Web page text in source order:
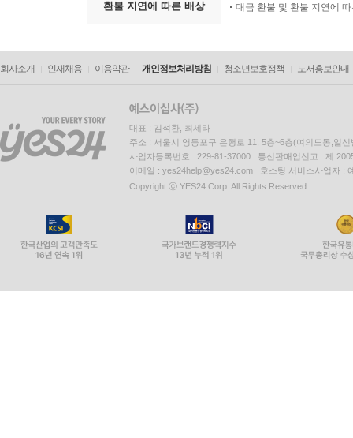
환불 지연에 따른 배상 대금 환불 및 환불 지연에
회사소개 인재채용 이용약관 개인정보처리방침 청소년보호정책 도서홍보안내
대표 : 김석환, 최세라
주소 : 서울시 영등포구 은행로 11, 5층~6층(여의도동,일신
사업자등록번호 : 229-81-37000 통신판매업신고 : 제
이메일 : yes24help@yes24.com 호스팅 서비스사업자 :
Copyright ⓒ YES24 Corp. All Rights Reserved.